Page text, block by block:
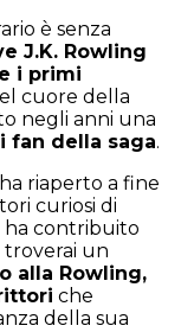
è senza
J.K. Rowling
i primi
cuore della
negli anni una
fan della saga.
riaperto a fine
curiosi di
ha contribuito
troverai un
alla Rowling,
che
della sua